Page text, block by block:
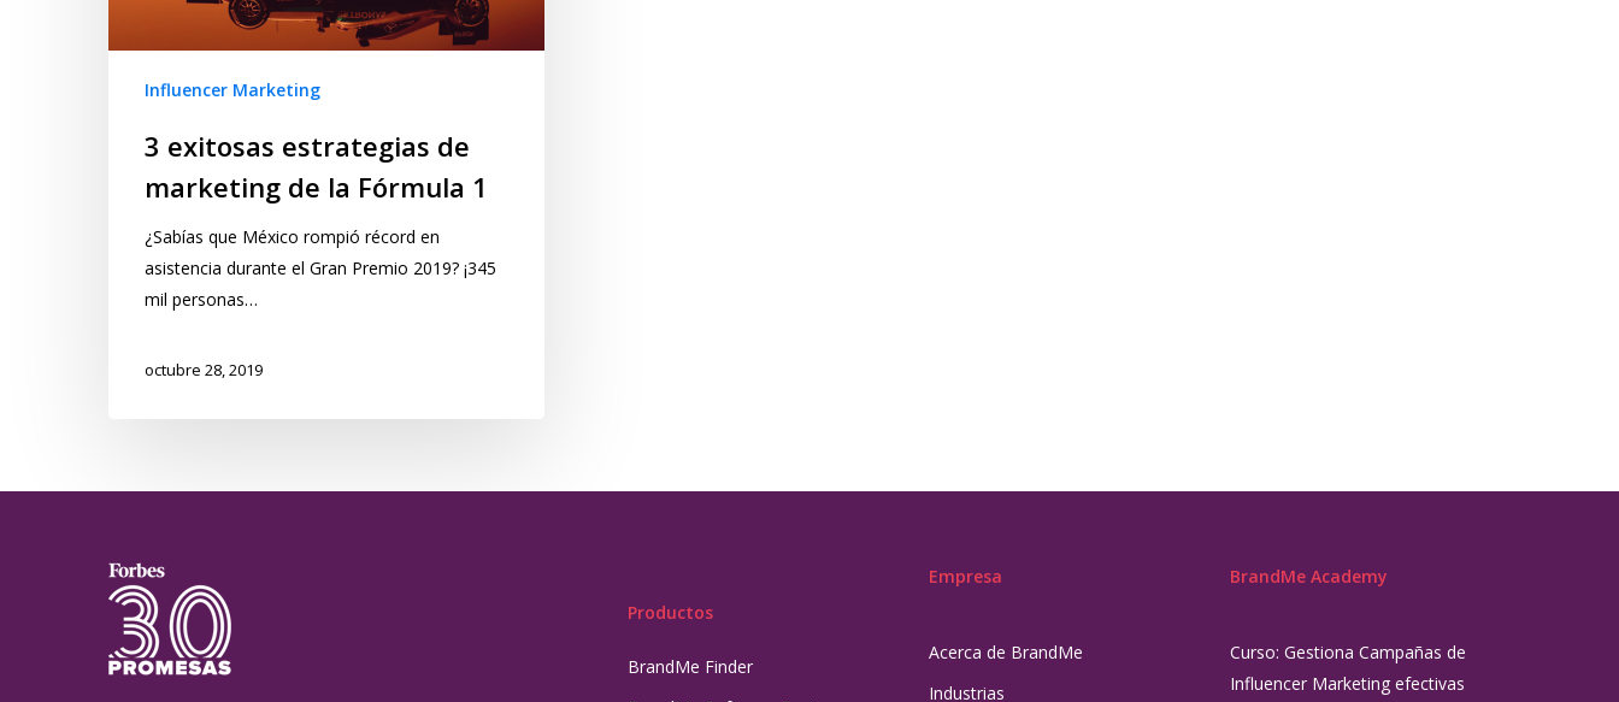
Influencer Marketing
3 exitosas estrategias de
marketing de la Fórmula 1
¿Sabías que México rompió récord en
asistencia durante el Gran Premio 2019? ¡345
mil personas…
octubre 28, 2019
Productos
BrandMe Finder
Empresa
Acerca de BrandMe
Industrias
BrandMe Academy
Curso: Gestiona Campañas de
Influencer Marketing efectivas